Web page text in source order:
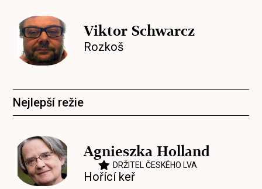
Viktor Schwarcz
Rozkoš
Nejlepší režie
Agnieszka Holland
DRŽITEL ČESKÉHO LVA
Hořící keř